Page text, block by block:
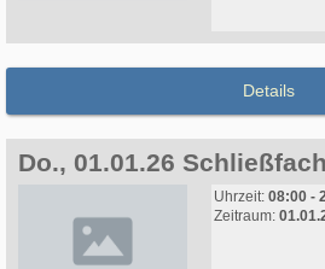
Details
Do., 01.01.26 Schließfach
Uhrzeit: 08:00 -
Zeitraum: